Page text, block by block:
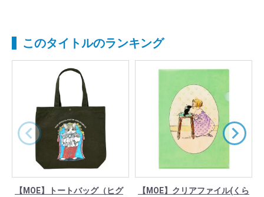
このタイトルのランキング
【MOE】トートバッグ（ヒグ
【MOE】クリアファイル(くら